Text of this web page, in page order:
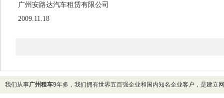
广州安路达汽车租赁有限公司
2009.11.18
我们从事广州租车9年多，我们拥有世界五百强企业和国内知名企业客户，是建立